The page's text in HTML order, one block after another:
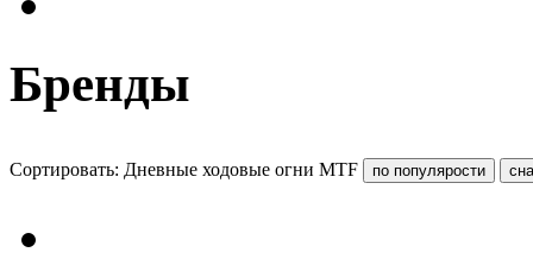
Бренды
Сортировать: Дневные ходовые огни MTF